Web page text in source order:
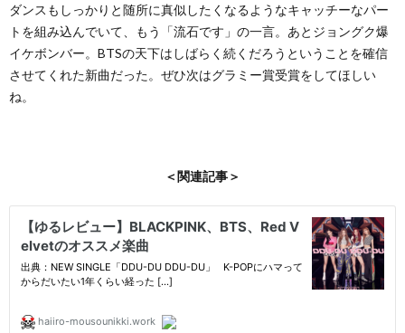
ダンスもしっかりと随所に真似したくなるようなキャッチーなパー
トを組み込んでいて、もう「流石です」の一言。あとジョングク爆
イケボンバー。BTSの天下はしばらく続くだろうということを確信
させてくれた新曲だった。ぜひ次はグラミー賞受賞をしてほしい
ね。
＜関連記事＞